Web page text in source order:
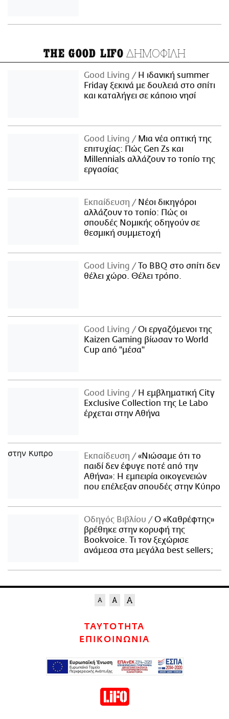
THE GOOD LIFO ΔΗΜΟΦΙΛΗ
Good Living
Η ιδανική summer
Friday ξεκινά με δουλειά στο σπίτι
και καταλήγει σε κάποιο νησί
Good Living
Μια νέα οπτική της
επιτυχίας: Πώς Gen Zs και
Millennials αλλάζουν το τοπίο της
εργασίας
Εκπαίδευση
Νέοι δικηγόροι
αλλάζουν το τοπίο: Πώς οι
σπουδές Νομικής οδηγούν σε
θεσμική συμμετοχή
Good Living
Το BBQ στο σπίτι δεν
θέλει χώρο. Θέλει τρόπο.
Good Living
Οι εργαζόμενοι της
Kaizen Gaming βίωσαν το World
Cup από "μέσα"
Good Living
Η εμβληματική City
Exclusive Collection της Le Labo
έρχεται στην Αθήνα
Εκπαίδευση
«Νιώσαμε ότι το
παιδί δεν έφυγε ποτέ από την
Αθήνα»: Η εμπειρία οικογενειών
που επέλεξαν σπουδές στην Κύπρο
Οδηγός Βιβλίου
Ο «Καθρέφτης»
βρέθηκε στην κορυφή της
Bookvoice. Τι τον ξεχώρισε
ανάμεσα στα μεγάλα best sellers;
ΤΑΥΤΟΤΗΤΑ
ΕΠΙΚΟΙΝΩΝΙΑ